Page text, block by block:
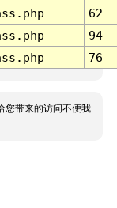
62
94
76
您带来的访问不便我